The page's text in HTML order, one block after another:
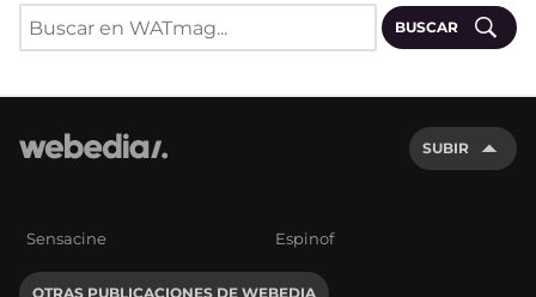
BUSCAR
SUBIR
Sensacine Espinof
OTRAS PUBLICACIONES DE WEBEDIA